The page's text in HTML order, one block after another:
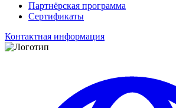
Партнёрская программа
Сертификаты
Контактная информация